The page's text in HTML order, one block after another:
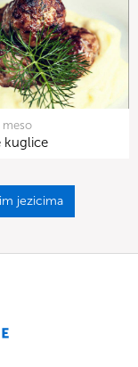
meso
kuglice
jezicima